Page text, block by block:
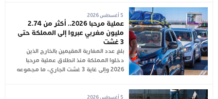
5 أغسطس 2026
عملية مرحبا 2026.. أكثر من 2.74
مليون مغربي عبروا إلى المملكة حتى
3 غشت
بلغ عدد المغاربة المقيمين بالخارج الذين
دخلوا المملكة منذ انطلاق عملية مرحبا
2026 وإلى غاية 3 غشت الجاري، ما مجموعه
5 أغسطس 2026